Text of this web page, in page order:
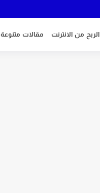
الربح من الانترنت مقالات متنوعة